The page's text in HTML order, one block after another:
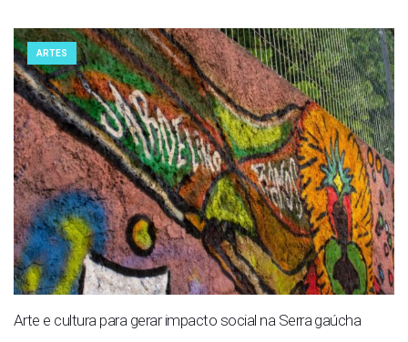
ARTES
Arte e cultura para gerar impacto social na Serra gaúcha